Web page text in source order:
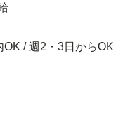
/ 週2・3日からOK